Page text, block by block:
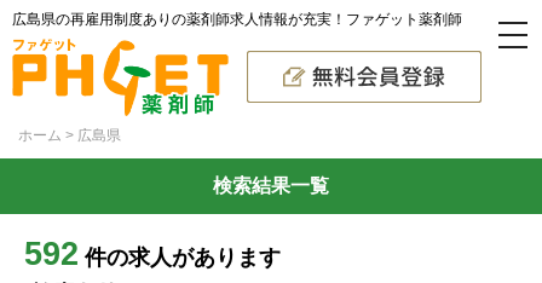
広島県の再雇用制度ありの薬剤師求人情報が充実！ファゲット薬剤師
ホーム 広島県
検索結果一覧
592 件の求人があります